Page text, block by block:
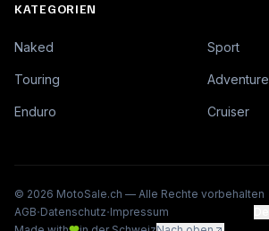
KATEGORIEN
Naked Sport
Touring Adventure
Enduro Cruiser
© 2026 MotoSale.ch — Alle Rechte vorbehalten
AGB·Datenschutz·Impressum